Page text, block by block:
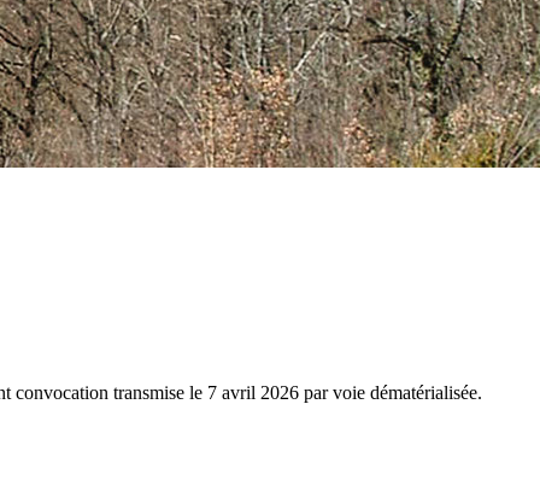
transmise le 7 avril 2026 par voie dématérialisée.